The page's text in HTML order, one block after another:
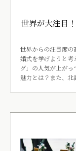
世界が大注目
世界からの注目度の
婚式を挙げようと考
グ」の人気が上が
魅力とは？また、